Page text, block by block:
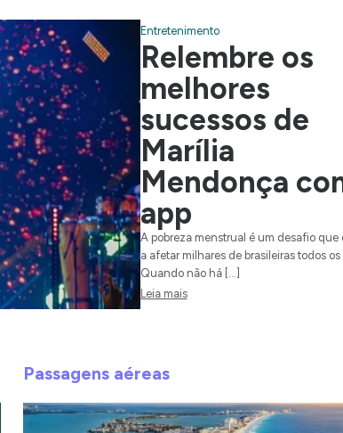
Entretenimento
Relembre os
melhores
sucessos de
Marília
Mendonça
app
A pobreza menstrual é um desafio que
a afetar milhares de brasileiras todos os
Quando não há […]
Leia mais
Passagens aéreas